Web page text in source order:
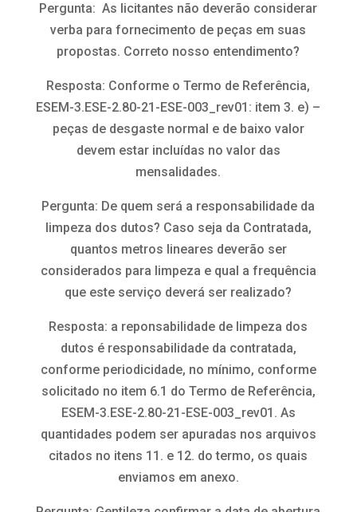
Pergunta: As licitantes não deverão considerar
verba para fornecimento de peças em suas
propostas. Correto nosso entendimento?
Resposta: Conforme o Termo de Referência,
ESEM-3.ESE-2.80-21-ESE-003_rev01: item 3. e) –
peças de desgaste normal e de baixo valor
devem estar incluídas no valor das
mensalidades.
Pergunta: De quem será a responsabilidade da
limpeza dos dutos? Caso seja da Contratada,
quantos metros lineares deverão ser
considerados para limpeza e qual a frequência
que este serviço deverá ser realizado?
Resposta: a reponsabilidade de limpeza dos
dutos é responsabilidade da contratada,
conforme periodicidade, no mínimo, conforme
solicitado no item 6.1 do Termo de Referência,
ESEM-3.ESE-2.80-21-ESE-003_rev01. As
quantidades podem ser apuradas nos arquivos
citados no itens 11. e 12. do termo, os quais
enviamos em anexo.